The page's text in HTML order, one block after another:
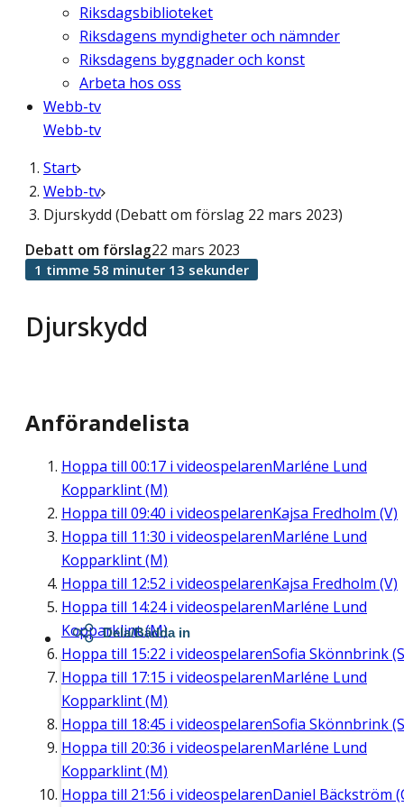
Riksdagsbiblioteket
Riksdagens myndigheter och nämnder
Riksdagens byggnader och konst
Arbeta hos oss
Webb-tv
Webb-tv
Start
Webb-tv
Djurskydd (Debatt om förslag 22 mars 2023)
Djurskydd
Debatt om förslag22 mars 2023
1 timme 58 minuter 13 sekunder
Anförandelista
Hoppa till 00:17 i videospelarenMarléne Lund
Kopparklint (M)
Hoppa till 09:40 i videospelarenKajsa Fredholm (V)
Hoppa till 11:30 i videospelarenMarléne Lund
Kopparklint (M)
Hoppa till 12:52 i videospelarenKajsa Fredholm (V)
Hoppa till 14:24i videospelarenMarléne Lund
Kopparklint (M)
Hoppa till 15:22 i videospelarenSofia Skönnbrink
Hoppa till 17:15 i videospelarenMarléne Lund
Kopparklint (M)
Hoppa till 18:45 i videospelarenSofia Skönnbrink
Hoppa till 20:36 i videospelarenMarléne Lund
Kopparklint (M)
Hoppa till 21:56 i videospelarenDaniel Bäckström
Dela/Bädda in